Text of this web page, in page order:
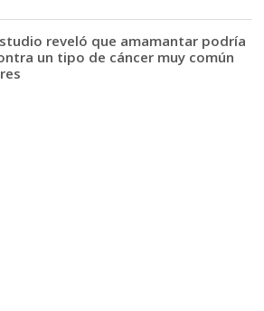
reveló que amamantar podría
un tipo de cáncer muy común